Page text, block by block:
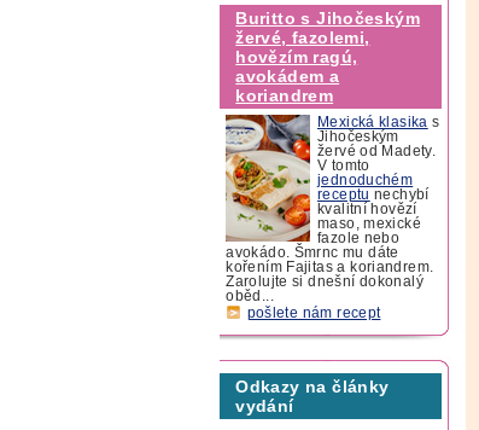
Buritto s Jihočeským
žervé, fazolemi,
hovězím ragú,
avokádem a
koriandrem
Mexická klasika s
Jihočeským
žervé od Madety.
V tomto
jednoduchém
receptu nechybí
kvalitní hovězí
maso, mexické
fazole nebo
avokádo. Šmrnc mu dáte
kořením Fajitas a koriandrem.
Zarolujte si dnešní dokonalý
oběd...
pošlete nám recept
Odkazy na články
vydání